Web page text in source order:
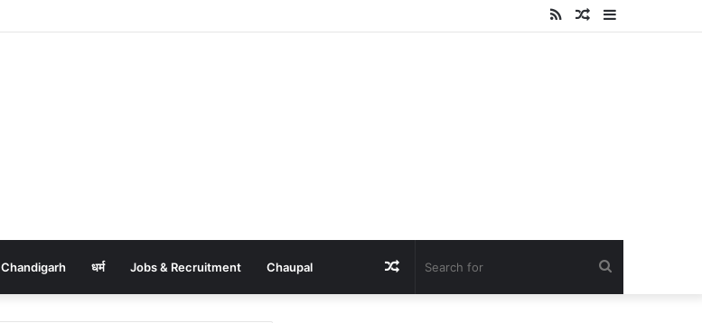
Random
RSS
Chandigarh धर्म Jobs & Recruitment Chaupal Random